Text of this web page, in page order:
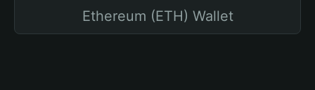
Ethereum (ETH) Wallet